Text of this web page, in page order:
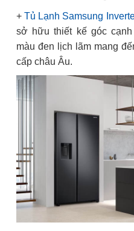
+ Tủ Lạnh Samsung
sở hữu thiết kế góc
màu đen lịch lãm mang
cấp châu Âu.